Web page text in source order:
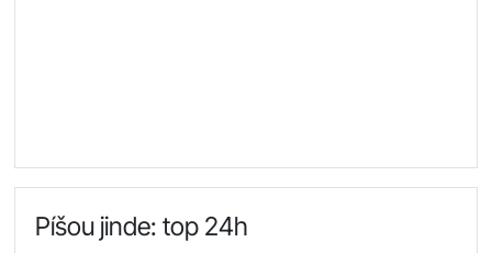
Píšou jinde: top 24h